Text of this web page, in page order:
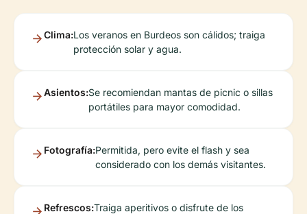
Clima:Los veranos en Burdeos son cálidos; traiga
protección solar y agua.
Asientos:Se recomiendan mantas de picnic o sillas
portátiles para mayor comodidad.
Fotografía:Permitida, pero evite el flash y sea
considerado con los demás visitantes.
Refrescos:Traiga aperitivos o disfrute de los